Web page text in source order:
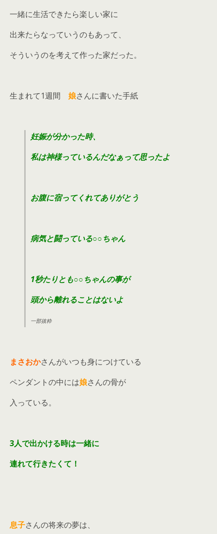
一緒に生活できたら楽しい家に
出来たらなっていうのもあって、
そういうのを考えて作った家だった。
生まれて1週間 娘さんに書いた手紙
妊娠が分かった時、
私は神様っているんだなぁって思ったよ
お腹に宿ってくれてありがとう
病気と闘っている○○ちゃん
1秒たりとも○○ちゃんの事が
頭から離れることはないよ
一部抜粋
まさおかさんがいつも身につけている
ペンダントの中には娘さんの骨が
入っている。
3人で出かける時は一緒に
連れて行きたくて！
息子さんの将来の夢は、